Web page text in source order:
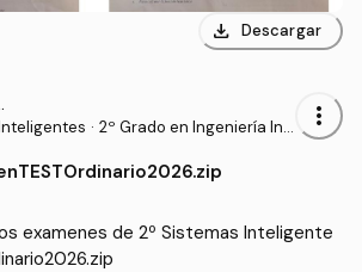
download Descargar
· 2º Grado en Ingeniería Inf
more_vert
examenes de 2º Sistemas Inteligente